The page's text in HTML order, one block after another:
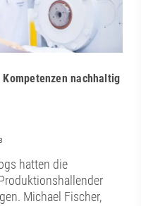
nachhaltig
hatten die
Michael Fischer,